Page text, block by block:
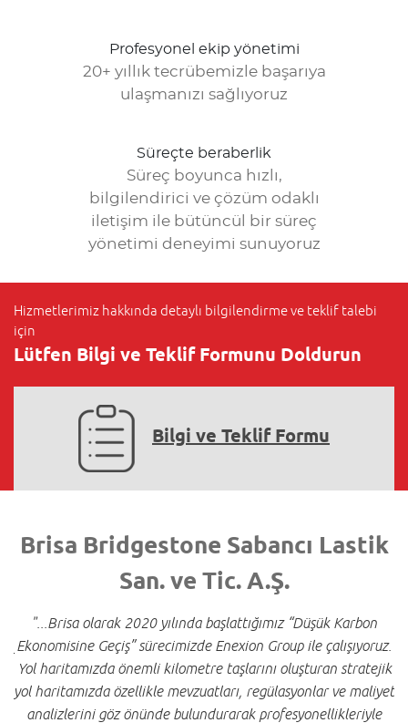
Profesyonel ekip yönetimi
20+ yıllık tecrübemizle başarıya
ulaşmanızı sağlıyoruz
Süreçte beraberlik
Süreç boyunca hızlı,
bilgilendirici ve çözüm odaklı
iletişim ile bütüncül bir süreç
yönetimi deneyimi sunuyoruz
Hizmetlerimiz hakkında detaylı bilgilendirme ve teklif talebi
için
Lütfen Bilgi ve Teklif Formunu Doldurun
Bilgi ve Teklif Formu
Brisa Bridgestone Sabancı Lastik
San. ve Tic. A.Ş.
"...Brisa olarak 2020 yılında başlattığımız “Düşük Karbon
Ekonomisine Geçiş” sürecimizde Enexion Group ile çalışıyoruz.
Yol haritamızda önemli kilometre taşlarını oluşturan stratejik
yol haritamızda özellikle mevzuatları, regülasyonlar ve maliyet
analizlerini göz önünde bulundurarak profesyonellikleriyle